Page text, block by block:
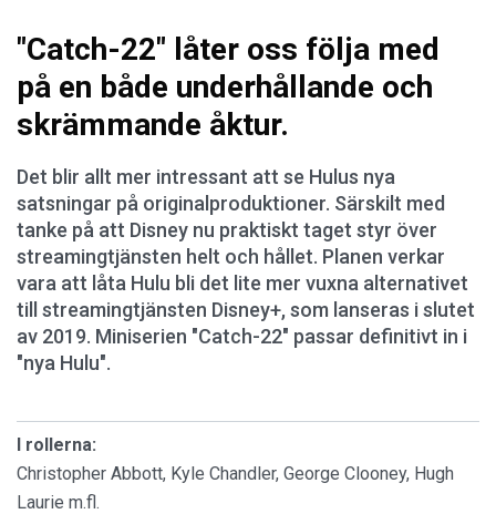
"Catch-22" låter oss följa med
på en både underhållande och
skrämmande åktur.
Det blir allt mer intressant att se Hulus nya
satsningar på originalproduktioner. Särskilt med
tanke på att Disney nu praktiskt taget styr över
streamingtjänsten helt och hållet. Planen verkar
vara att låta Hulu bli det lite mer vuxna alternativet
till streamingtjänsten Disney+, som lanseras i slutet
av 2019. Miniserien "Catch-22" passar definitivt in i
"nya Hulu".
I rollerna:
Christopher Abbott, Kyle Chandler, George Clooney, Hugh
Laurie m.fl.